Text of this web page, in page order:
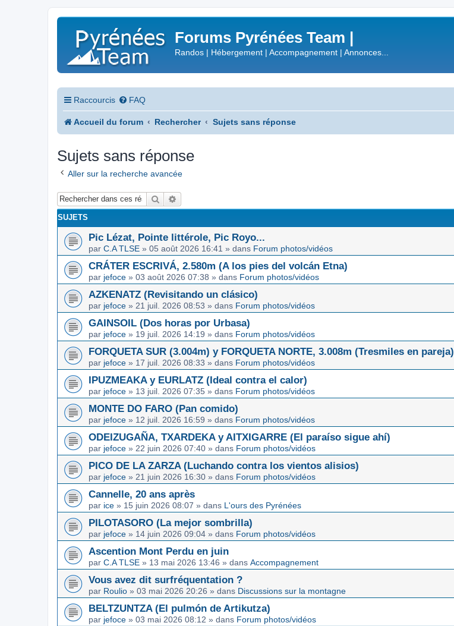
Forums Pyrénées Team |
Randos | Hébergement | Accompagnement | Annonces...
Raccourcis FAQ
Accueil du forum Rechercher Sujets sans réponse
Sujets sans réponse
Aller sur la recherche avancée
Rechercher
SUJETS
Pic Lézat, Pointe littérole, Pic Royo...
par C.A TLSE » 05 août 2026 16:41 » dans Forum photos/vidéos
CRÁTER ESCRIVÁ, 2.580m (A los pies del volcán Etna)
par jefoce » 03 août 2026 07:38 » dans Forum photos/vidéos
AZKENATZ (Revisitando un clásico)
par jefoce » 21 juil. 2026 08:53 » dans Forum photos/vidéos
GAINSOIL (Dos horas por Urbasa)
par jefoce » 19 juil. 2026 14:19 » dans Forum photos/vidéos
FORQUETA SUR (3.004m) y FORQUETA NORTE, 3.008m (Tresmiles en pareja)
par jefoce » 17 juil. 2026 08:33 » dans Forum photos/vidéos
IPUZMEAKA y EURLATZ (Ideal contra el calor)
par jefoce » 13 juil. 2026 07:35 » dans Forum photos/vidéos
MONTE DO FARO (Pan comido)
par jefoce » 12 juil. 2026 16:59 » dans Forum photos/vidéos
ODEIZUGAÑA, TXARDEKA y AITXIGARRE (El paraíso sigue ahí)
par jefoce » 22 juin 2026 07:40 » dans Forum photos/vidéos
PICO DE LA ZARZA (Luchando contra los vientos alisios)
par jefoce » 21 juin 2026 16:30 » dans Forum photos/vidéos
Cannelle, 20 ans après
par ice » 15 juin 2026 08:07 » dans L'ours des Pyrénées
PILOTASORO (La mejor sombrilla)
par jefoce » 14 juin 2026 09:04 » dans Forum photos/vidéos
Ascention Mont Perdu en juin
par C.A TLSE » 13 mai 2026 13:46 » dans Accompagnement
Vous avez dit surfréquentation ?
par Roulio » 03 mai 2026 20:26 » dans Discussions sur la montagne
BELTZUNTZA (El pulmón de Artikutza)
par jefoce » 03 mai 2026 08:12 » dans Forum photos/vidéos